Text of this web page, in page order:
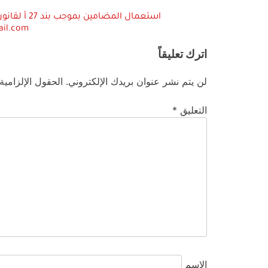
اترك تعليقاً
لن يتم نشر عنوان بريدك الإلكتروني. الحقول
التعليق *
الاسم